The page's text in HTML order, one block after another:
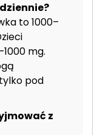
to 1000–
mg.
pod
z